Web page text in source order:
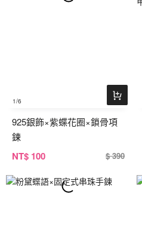
1/6
925銀飾×紫蝶花圈×鎖骨項
鍊
NT$ 100 $ 390